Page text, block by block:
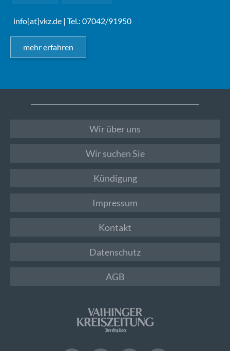
info[at]vkz.de | Tel.: 07042/91950
mehr erfahren
Wir über uns
Wir suchen Sie
Kündigung
Impressum
Kontakt
Datenschutz
AGB